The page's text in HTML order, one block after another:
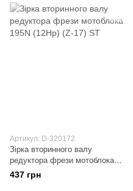
Артикул: D-320172
Зірка вторинного валу
редуктора фрези мотоблока
195N (12Hp) (Z-17) ST
437 грн